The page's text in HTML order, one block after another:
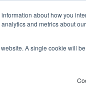
about how you
and metrics about
A single cookie will